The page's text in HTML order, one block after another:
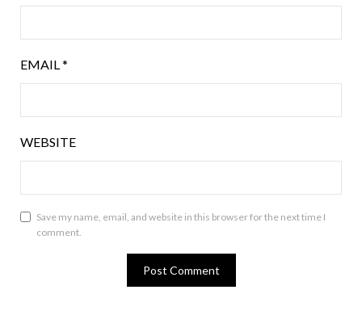
EMAIL*
WEBSITE
Save my name, email, and website in this browser for the next time I
comment.